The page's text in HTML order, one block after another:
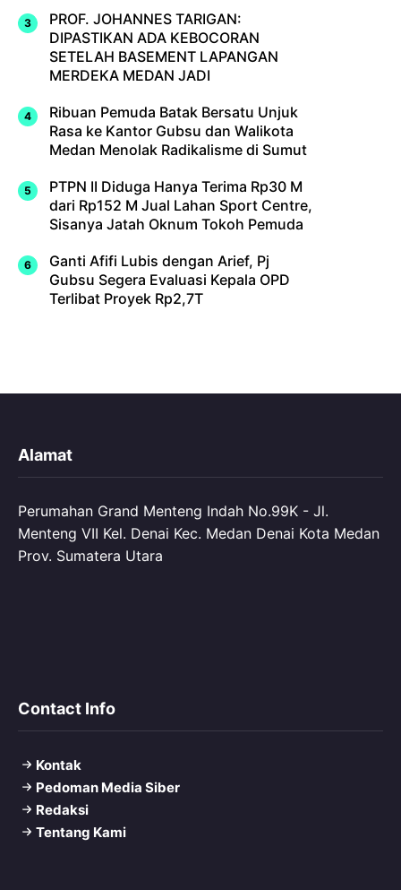
PROF. JOHANNES TARIGAN:
DIPASTIKAN ADA KEBOCORAN
SETELAH BASEMENT LAPANGAN
MERDEKA MEDAN JADI
Ribuan Pemuda Batak Bersatu Unjuk
Rasa ke Kantor Gubsu dan Walikota
Medan Menolak Radikalisme di Sumut
PTPN II Diduga Hanya Terima Rp30 M
dari Rp152 M Jual Lahan Sport Centre,
Sisanya Jatah Oknum Tokoh Pemuda
Ganti Afifi Lubis dengan Arief, Pj
Gubsu Segera Evaluasi Kepala OPD
Terlibat Proyek Rp2,7T
Alamat
Perumahan Grand Menteng Indah No.99K - Jl.
Menteng VII Kel. Denai Kec. Medan Denai Kota Medan
Prov. Sumatera Utara
Contact Info
Kontak
Pedoman Media Siber
Redaksi
Tentang Kami